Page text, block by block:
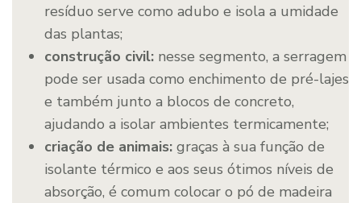
resíduo serve como adubo e isola a umidade
das plantas;
construção civil: nesse segmento, a serragem
pode ser usada como enchimento de pré-lajes
e também junto a blocos de concreto,
ajudando a isolar ambientes termicamente;
criação de animais: graças à sua função de
isolante térmico e aos seus ótimos níveis de
absorção, é comum colocar o pó de madeira